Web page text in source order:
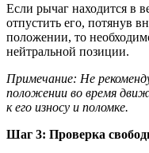
Если рычаг находится в
отпустить его, потянув
положении, то
нейтральной позиции.
Примечание: Не
положении во время
к его износу и поломке.
Шаг 3: Проверка